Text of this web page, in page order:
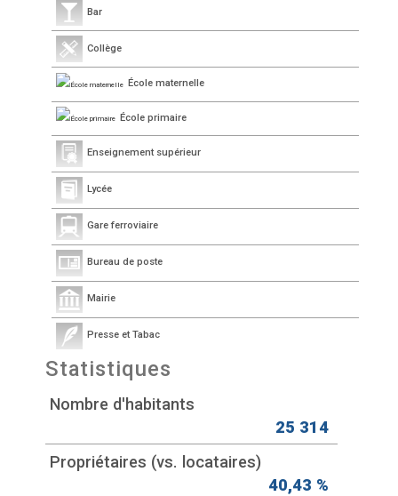
Bar
Collège
École maternelle
École primaire
Enseignement supérieur
Lycée
Gare ferroviaire
Bureau de poste
Mairie
Presse et Tabac
Statistiques
Nombre d'habitants
25 314
Propriétaires (vs. locataires)
40,43 %